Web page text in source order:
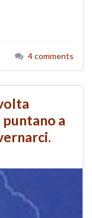
4 comments
a